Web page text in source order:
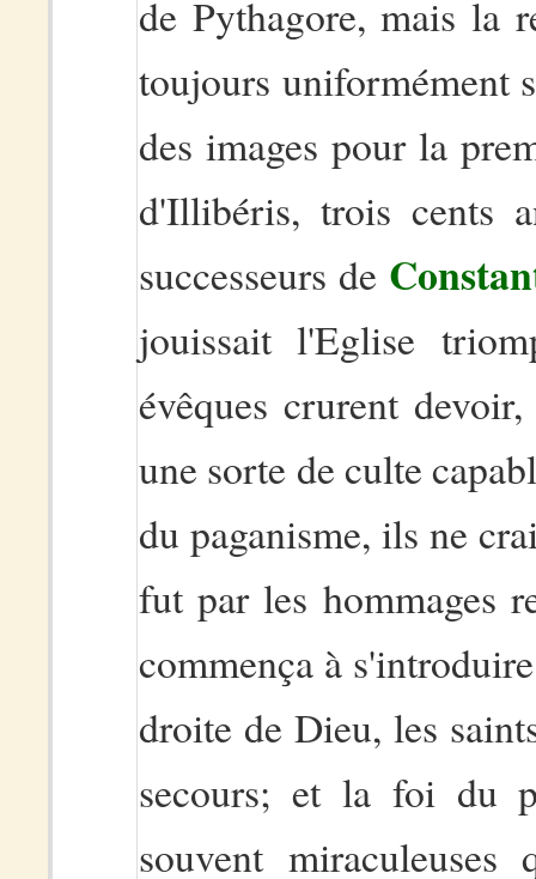
de Pythagore, mais la
toujours uniformément
des images pour la
d'Illibéris, trois cents
successeurs de
jouissait l'Eglise
évêques crurent
une sorte de culte
du paganisme, ils ne
fut par les hommages
commença à
droite de Dieu, les
secours; et la foi du
souvent